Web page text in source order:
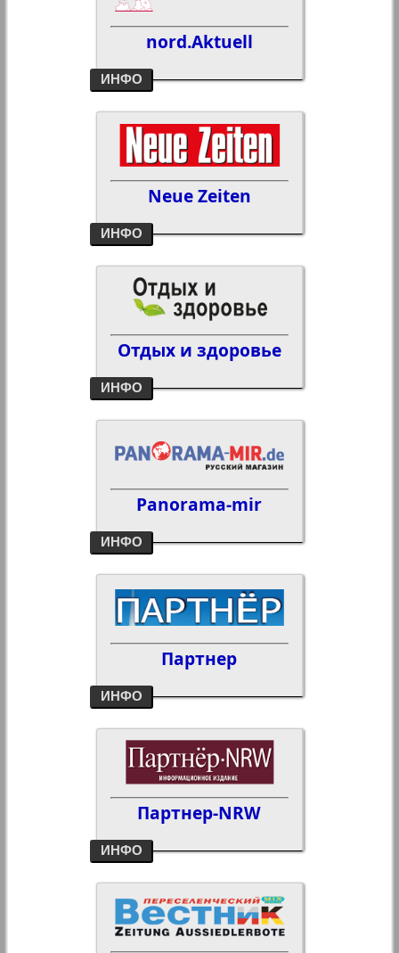
nord.Aktuell
ИНФО
Neue Zeiten
ИНФО
Отдых и здоровье
ИНФО
Panorama-mir
ИНФО
Партнер
ИНФО
Партнер-NRW
ИНФО